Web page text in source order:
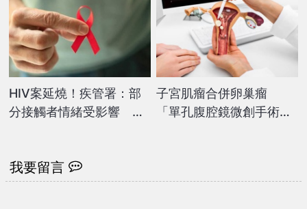
HIV案延燒！疾管署：部
分接觸者情緒受影響 已
子宮肌瘤合併卵巢瘤
「單孔腹腔鏡微創手術」
我要留言